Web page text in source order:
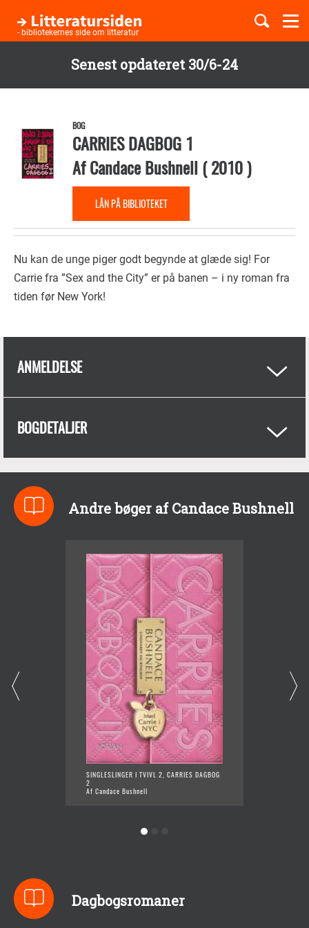
Senest opdateret 30/6-24
- bibliotekernes side om litteratur
Børnebøger
Temaer
BOG
CARRIES DAGBOG 1
AfCandace Bushnell (2010)
LÅN PÅ BIBLIOTEKET
Nu kan de unge piger godt begynde at glæde sig! For
Carrie fra ”Sex and the City” er på banen – i ny roman fra
tiden før New York!
ANMELDELSE
BOGDETALJER
Andre bøger af Candace Bushnell
SINGLESLINGER I TVIVL 2, CARRIES DAGBOG
2
Af Candace Bushnell
Dagbogsromaner